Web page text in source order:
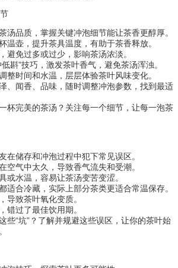
汤品质，掌握关键冲泡细节能让茶香更醇厚。
温壶，提升茶具温度，有助于茶香释放。
避免过多或过少，影响茶汤浓淡。
斟”技巧，激发茶叶香气，避免茶汤浑浊。
整时间和水温，层层体验茶叶风味变化。
、闻香、品味，随时调整冲泡参数，找到最适
杯完美的茶汤？关注每一个细节，让每一泡茶
在储存和冲泡过程中犯下常见误区。
空气中太久，导致香气流失和受潮。
或水温，容易让茶汤变苦变涩。
适合冷藏，实际上部分茶类更适合常温保存。
导致茶叶氧化变质。
错过了最佳饮用期。
些“坑”？了解并规避这些误区，让你的茶叶始